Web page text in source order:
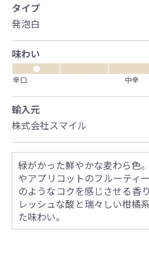
タイプ
発泡白
味わい
●
辛口
中辛
輸入元
株式会社スマイル
緑がかった鮮やかな麦わら色
やアプリコットのフルーティ
のようなコクを感じさせる香
レッシュな酸と瑞々しい柑橘
た味わい。